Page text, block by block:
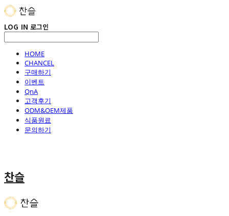
LOG IN 로그인
HOME
CHANCEL
구매하기
이벤트
QnA
고객후기
ODM&OEM제품
식품원료
문의하기
찬슬